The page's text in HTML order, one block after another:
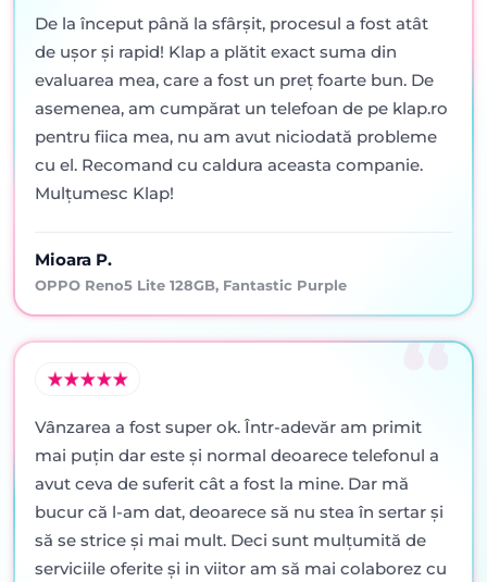
De la început până la sfârșit, procesul a fost atât
de ușor și rapid! Klap a plătit exact suma din
evaluarea mea, care a fost un preț foarte bun. De
asemenea, am cumpărat un telefoan de pe klap.ro
pentru fiica mea, nu am avut niciodată probleme
cu el. Recomand cu caldura aceasta companie.
Mulțumesc Klap!
Mioara P.
OPPO Reno5 Lite 128GB, Fantastic Purple
Vânzarea a fost super ok. Într-adevăr am primit
mai puţin dar este şi normal deoarece telefonul a
avut ceva de suferit cât a fost la mine. Dar mă
bucur că l-am dat, deoarece să nu stea în sertar şi
să se strice şi mai mult. Deci sunt mulţumită de
serviciile oferite şi in viitor am să mai colaborez cu